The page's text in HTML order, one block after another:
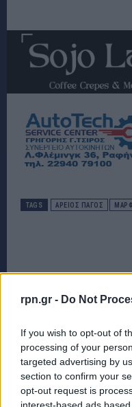
rpn.gr - Do Not
If you wish to opt-out of
processing of your
targeted advertising by
section to confirm your
opt-out request is
interest-based ads
TAGS ΑΡΕΙΟΣ ΠΑΓΟΣ